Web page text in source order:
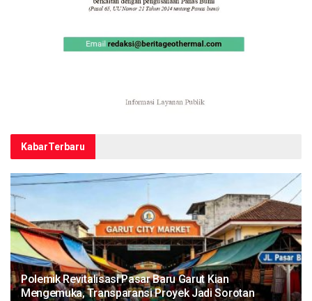
KabarTerbaru
Polemik Revitalisasi Pasar Baru Garut Kian
Mengemuka, Transparansi Proyek Jadi Sorotan